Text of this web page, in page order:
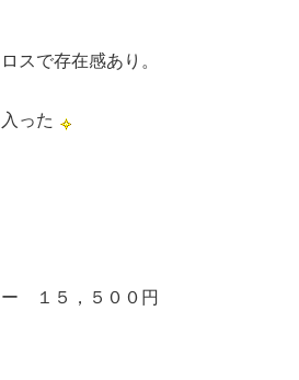
スで存在感あり。
った
１５，５００円